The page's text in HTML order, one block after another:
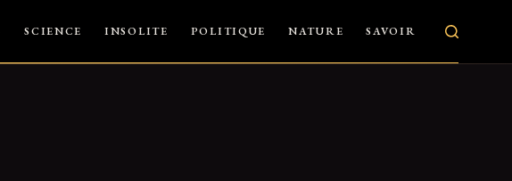
SCIENCE INSOLITE POLITIQUE NATURE SAVOIR